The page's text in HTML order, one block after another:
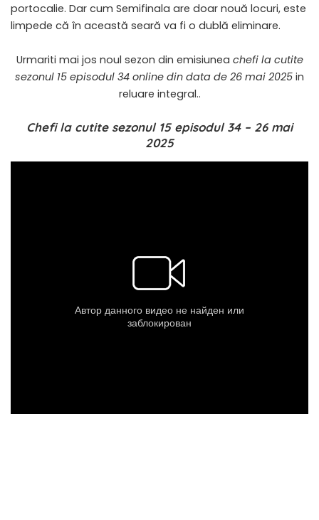
portocalie. Dar cum Semifinala are doar nouă locuri, este
limpede că în această seară va fi o dublă eliminare.
Urmariti mai jos noul sezon din emisiunea chefi la cutite
sezonul 15 episodul 34 online din data de 26 mai 2025 in
reluare integral..
Chefi la cutite sezonul 15 episodul 34 – 26 mai
2025